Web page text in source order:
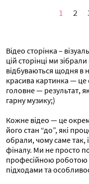
1 2
Відео сторінка –
цій сторінці ми
відбуваються щодня в
красива картинка — це
головне — результат,
гарну музику;)
Кожне відео — це
його стан “до”, які
обрали, чому саме так,
фіналу. Ми не просто
професійною роботою
підходами та